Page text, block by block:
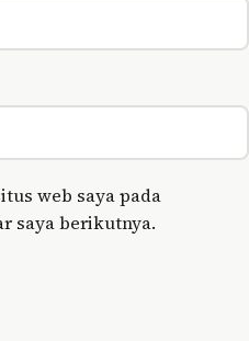
web saya pada
saya berikutnya.